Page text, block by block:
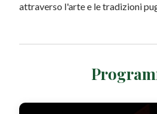
attraverso l'arte e le tradizioni